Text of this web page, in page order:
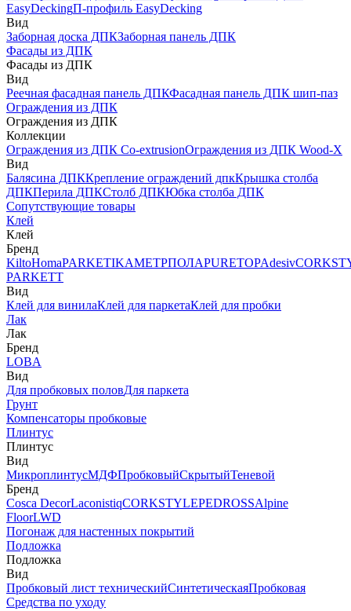
EasyDeckingП-профиль EasyDecking
Вид
Заборная доска ДПКЗаборная панель ДПК
Фасады из ДПК
Фасады из ДПК
Вид
Реечная фасадная панель ДПКФасадная панель ДПК шип-паз
Ограждения из ДПК
Ограждения из ДПК
Коллекции
Ограждения из ДПК Co-extrusionОграждения из ДПК Wood-X
Вид
Балясина ДПККрепление ограждений дпкКрышка столба
ДПКПерила ДПКСтолб ДПКЮбка столба ДПК
Сопутствующие товары
Клей
Клей
Бренд
KiltoHomaPARKETIKAМЕТРПОЛАPURETOPAdesiv
PARKETT
Вид
Клей для винилаКлей для паркетаКлей для пробки
Лак
Лак
Бренд
LOBA
Вид
Для пробковых половДля паркета
Грунт
Компенсаторы пробковые
Плинтус
Плинтус
Вид
МикроплинтусМДФПробковыйСкрытыйТеневой
Бренд
Cosca DecorLaconistiqCORKSTYLEPEDROSSAlpine
FloorLWD
Погонаж для настенных покрытий
Подложка
Подложка
Вид
Пробковый лист техническийСинтетическаяПробковая
Средства по уходу